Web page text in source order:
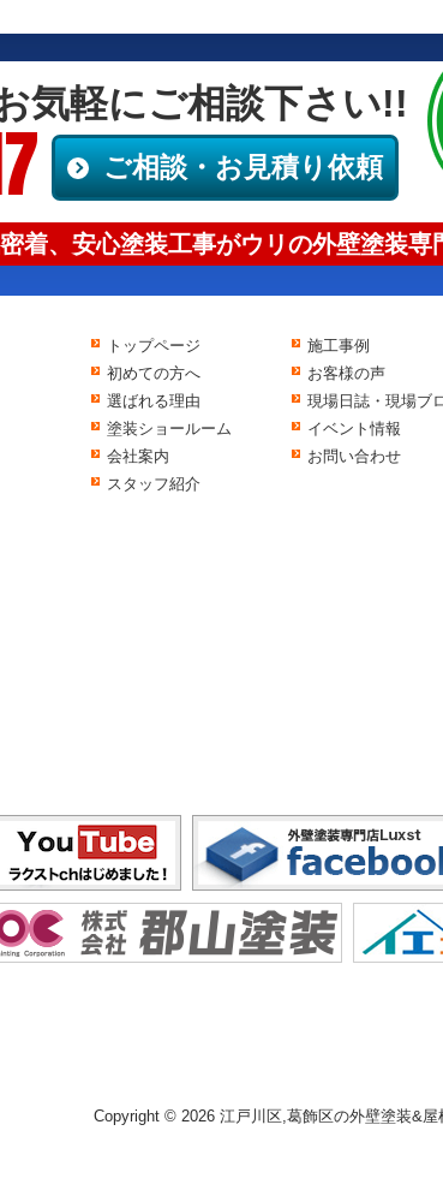
気軽にご相談下さい!!
ご相談・お見積り依頼
着、安心塗装工事がウリの外壁塗装専
トップページ
初めての方へ
選ばれる理由
塗装ショールーム
会社案内
スタッフ紹介
施工事例
お客様の声
現場日誌・現場ブ
イベント情報
お問い合わせ
Copyright © 2026 江戸川区,葛飾区の外壁塗装&